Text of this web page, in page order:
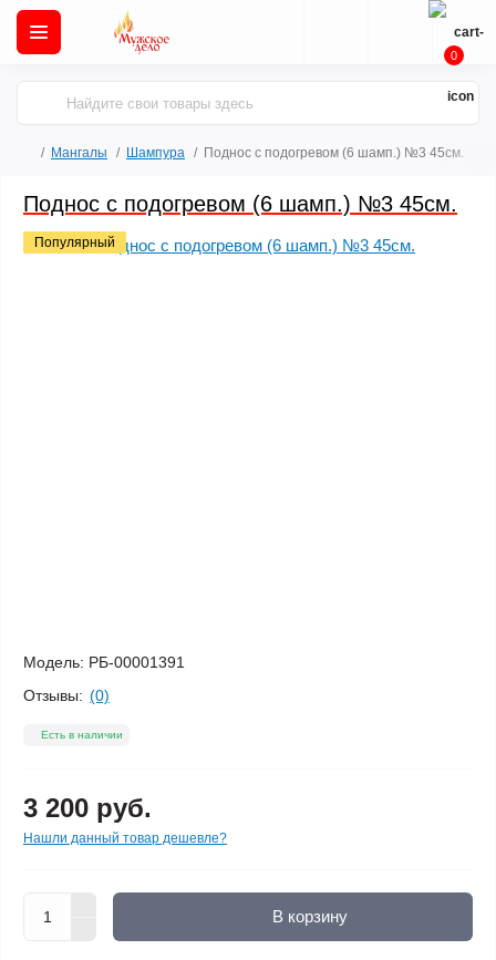
0
Мангалы Шампура Поднос с подогревом (6 шамп.) №3 45см.
Поднос с подогревом (6 шамп.) №3 45см.
Популярный
Модель: РБ-00001391
Отзывы: (0)
Есть в наличии
3 200 руб.
Нашли данный товар дешевле?
В корзину